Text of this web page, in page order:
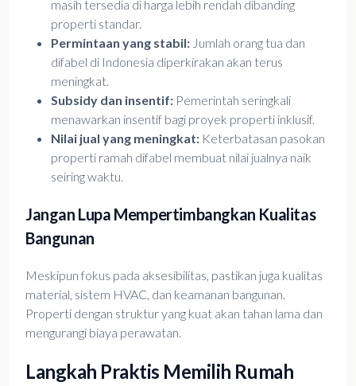
masih tersedia di harga lebih rendah dibanding
properti standar.
Permintaan yang stabil: Jumlah orang tua dan
difabel di Indonesia diperkirakan akan terus
meningkat.
Subsidy dan insentif: Pemerintah seringkali
menawarkan insentif bagi proyek properti inklusif.
Nilai jual yang meningkat: Keterbatasan pasokan
properti ramah difabel membuat nilai jualnya naik
seiring waktu.
Jangan Lupa Mempertimbangkan Kualitas
Bangunan
Meskipun fokus pada aksesibilitas, pastikan juga kualitas
material, sistem HVAC, dan keamanan bangunan.
Properti dengan struktur yang kuat akan tahan lama dan
mengurangi biaya perawatan.
Langkah Praktis Memilih Rumah